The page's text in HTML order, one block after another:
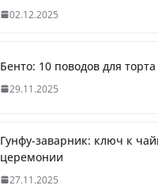
02.12.2025
Бенто: 10 поводов для торта
29.11.2025
Гунфу-заварник: ключ к
церемонии
27.11.2025